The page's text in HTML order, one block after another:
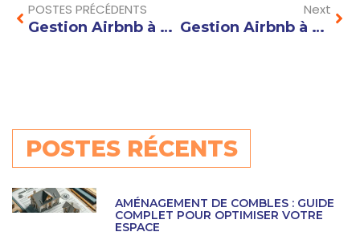
POSTES PRÉCÉDENTS
Gestion Airbnb à Megève : l’excellence au service de vos locations de prestige
Next
Gestion Airbnb à Sévrier : louez en toute sérénité sur la rive gauche du lac
POSTES RÉCENTS
AMÉNAGEMENT DE COMBLES : GUIDE
COMPLET POUR OPTIMISER VOTRE
ESPACE